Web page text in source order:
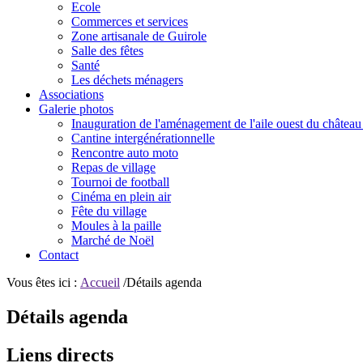
Ecole
Commerces et services
Zone artisanale de Guirole
Salle des fêtes
Santé
Les déchets ménagers
Associations
Galerie photos
Inauguration de l'aménagement de l'aile ouest du
Cantine intergénérationnelle
Rencontre auto moto
Repas de village
Tournoi de football
Cinéma en plein air
Fête du village
Moules à la paille
Marché de Noël
Contact
Vous êtes ici : Accueil /Détails agenda
Détails agenda
Liens directs